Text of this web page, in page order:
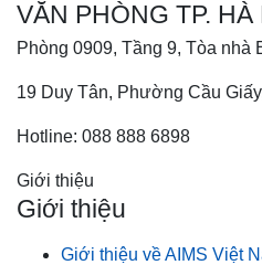
VĂN PHÒNG TP. HÀ
Phòng 0909, Tầng 9, Tòa nhà
19 Duy Tân, Phường Cầu
Hotline: 088 888 6898
Giới thiệu
Giới thiệu
Giới thiệu về AIMS Việt